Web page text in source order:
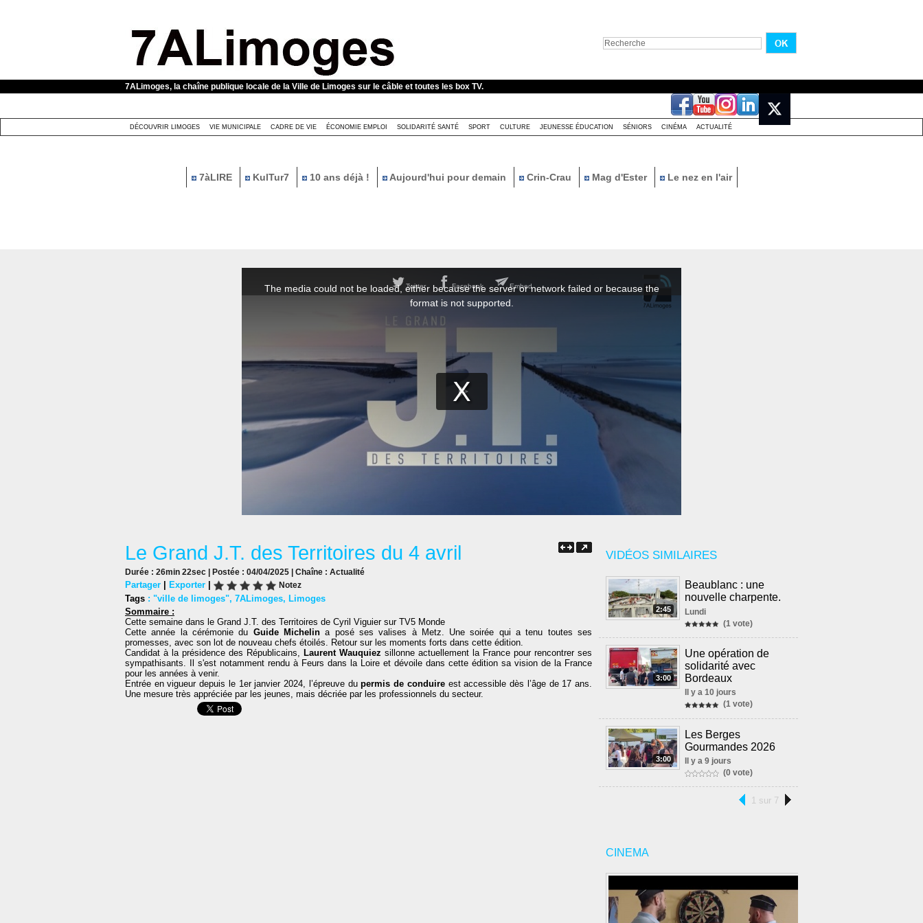
7ALimoges, la chaîne publique locale de la Ville de Limoges sur le câble et toutes les box TV.
DÉCOUVRIR LIMOGES VIE MUNICIPALE CADRE DE VIE ÉCONOMIE EMPLOI SOLIDARITÉ SANTÉ SPORT CULTURE JEUNESSE ÉDUCATION SÉNIORS CINÉMA ACTUALITÉ
7àLIRE KulTur7 10 ans déjà ! Aujourd'hui pour demain Crin-Crau Mag d'Ester Le nez en l'air
VIDÉOS SIMILAIRES
2:45
Beaublanc : une
nouvelle charpente.
Lundi
(1 vote)
3:00
Une opération de
solidarité avec
Bordeaux
Il y a 10 jours
(1 vote)
3:00
Les Berges
Gourmandes 2026
Il y a 9 jours
(0 vote)
1 sur 7
CINEMA
Le Grand J.T. des Territoires du 4 avril
Durée : 26min 22sec | Postée : 04/04/2025 | Chaîne : Actualité
Partager | Exporter | Notez
Tags : "ville de limoges", 7ALimoges, Limoges
Sommaire :
Cette semaine dans le Grand J.T. des Territoires de Cyril Viguier sur TV5 Monde
Cette année la cérémonie du Guide Michelina posé ses valises à Metz. Une soirée qui a tenu toutes ses
promesses, avec son lot de nouveau chefs étoilés. Retour sur les moments forts dans cette édition.
Candidat à la présidence des Républicains, Laurent Wauquiez sillonne actuellement la France pour rencontrer ses
sympathisants. Il s'est notamment rendu à Feurs dans la Loire et dévoile dans cette édition sa vision de la France
pour les années à venir.
Entrée en vigueur depuis le 1er janvier 2024, l’épreuve dupermis de conduireest accessible dès l’âge de 17 ans.
Une mesure très appréciée par les jeunes, mais décriée par les professionnels du secteur.